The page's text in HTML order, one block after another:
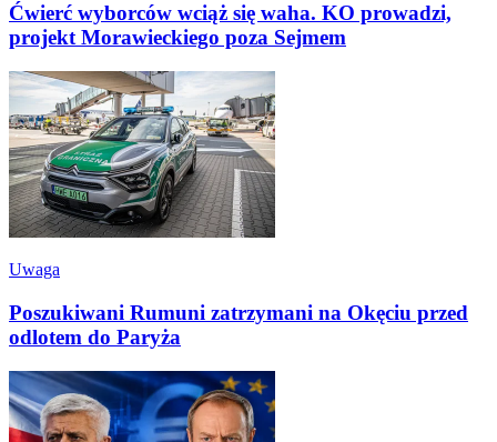
Ćwierć wyborców wciąż się waha. KO prowadzi,
projekt Morawieckiego poza Sejmem
Uwaga
Poszukiwani Rumuni zatrzymani na Okęciu przed
odlotem do Paryża